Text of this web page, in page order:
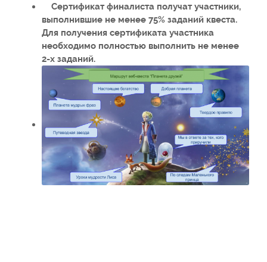
Сертификат финалиста получат участники,
выполнившие не менее 75% заданий квеста.
Для получения сертификата участника
необходимо полностью выполнить не менее
2-х заданий.